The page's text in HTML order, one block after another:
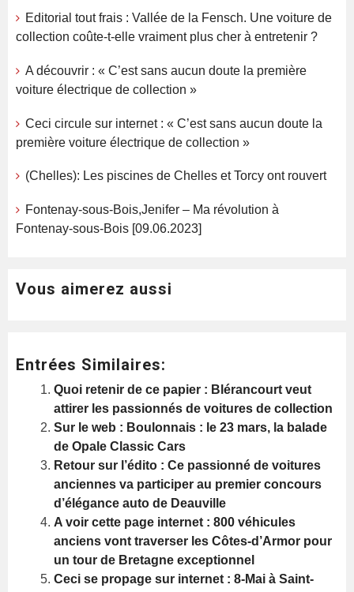
Editorial tout frais : Vallée de la Fensch. Une voiture de
collection coûte-t-elle vraiment plus cher à entretenir ?
A découvrir : « C’est sans aucun doute la première
voiture électrique de collection »
Ceci circule sur internet : « C’est sans aucun doute la
première voiture électrique de collection »
(Chelles): Les piscines de Chelles et Torcy ont rouvert
Fontenay-sous-Bois,Jenifer – Ma révolution à
Fontenay-sous-Bois [09.06.2023]
Vous aimerez aussi
Entrées Similaires:
Quoi retenir de ce papier : Blérancourt veut
attirer les passionnés de voitures de collection
Sur le web : Boulonnais : le 23 mars, la balade
de Opale Classic Cars
Retour sur l’édito : Ce passionné de voitures
anciennes va participer au premier concours
d’élégance auto de Deauville
A voir cette page internet : 800 véhicules
anciens vont traverser les Côtes-d’Armor pour
un tour de Bretagne exceptionnel
Ceci se propage sur internet : 8-Mai à Saint-